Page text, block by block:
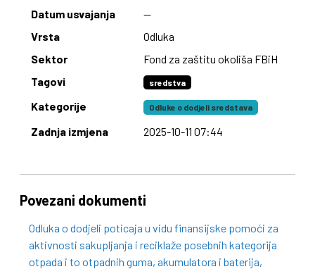
Datum usvajanja
—
Vrsta
Odluka
Sektor
Fond za zaštitu okoliša FBiH
Tagovi
sredstva
Kategorije Odluke o dodjeli sredstava
Zadnja izmjena 2025-10-11 07:44
Povezani dokumenti
Odluka o dodjeli poticaja u vidu finansijske pomoći za
aktivnosti sakupljanja i reciklaže posebnih kategorija
otpada i to otpadnih guma, akumulatora i baterija,